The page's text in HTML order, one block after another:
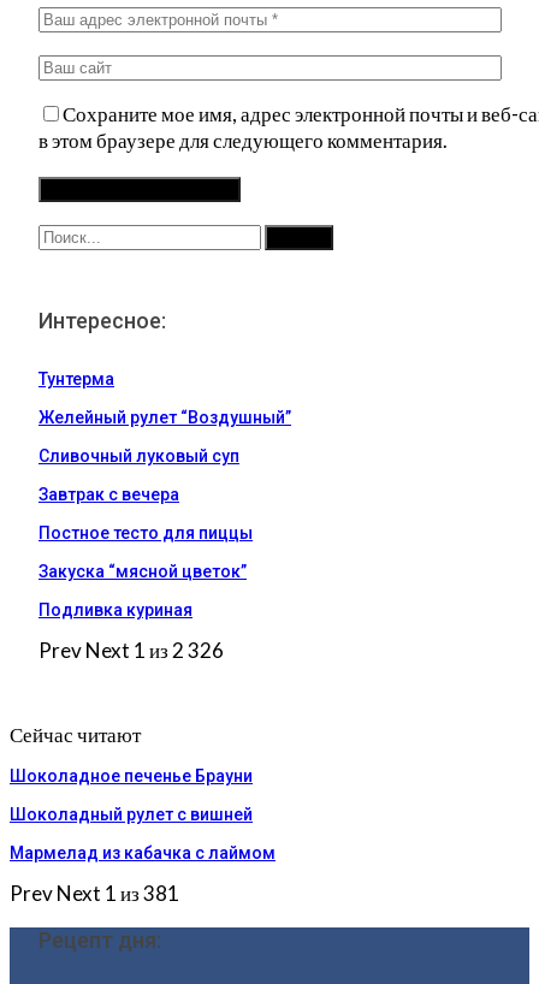
Сохраните мое имя, адрес электронной почты и веб-
в этом браузере для следующего комментария.
Интересное:
Тунтерма
Желейный рулет “Воздушный”
Сливочный луковый суп
Завтрак с вечера
Постное тесто для пиццы
Закуска “мясной цветок”
Подливка куриная
PrevNext 1 из 2 326
Сейчас читают
Шоколадное печенье Брауни
Шоколадный рулет с вишней
Мармелад из кабачка с лаймом
PrevNext 1 из 381
Рецепт дня: